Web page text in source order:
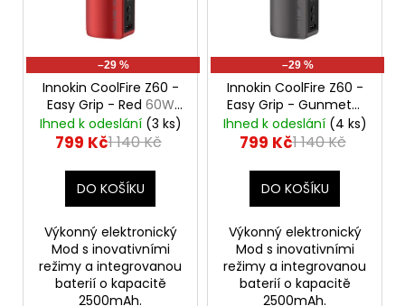
o
–29 %
Innokin CoolFire Z60 -
Easy Grip - Red 60W
Mod, 2500mAh
Ihned k odeslání (3 ks)
799 Kč1 140 Kč
DO KOŠÍKU
Výkonný elektronický
Mod s inovativními
režimy a integrovanou
baterií o kapacitě
2500mAh.
–29 %
Innokin CoolFire Z60 -
Easy Grip - Gunmetal
60W Mod, 2500mAh
Ihned k odeslání (4 ks)
799 Kč1 140 Kč
DO KOŠÍKU
Výkonný elektronický
Mod s inovativními
režimy a integrovanou
baterií o kapacitě
2500mAh.